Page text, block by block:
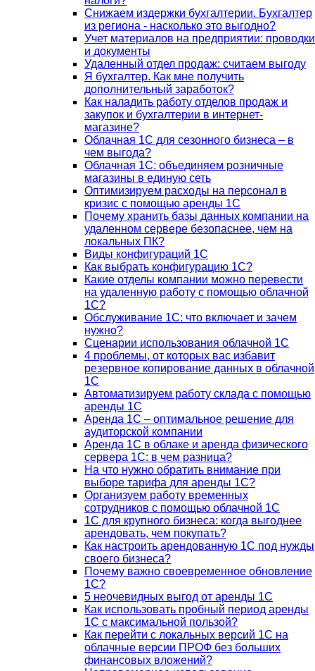
Снижаем издержки бухгалтерии. Бухгалтер
из региона - насколько это выгодно?
Учет материалов на предприятии: проводки
и документы
Удаленный отдел продаж: считаем выгоду
Я бухгалтер. Как мне получить
дополнительный заработок?
Как наладить работу отделов продаж и
закупок и бухгалтерии в интернет-
магазине?
Облачная 1С для сезонного бизнеса – в
чем выгода?
Облачная 1С: объединяем розничные
магазины в единую сеть
Оптимизируем расходы на персонал в
кризис с помощью аренды 1С
Почему хранить базы данных компании на
удаленном сервере безопаснее, чем на
локальных ПК?
Виды конфигураций 1С
Как выбрать конфигурацию 1С?
Какие отделы компании можно перевести
на удаленную работу с помощью облачной
1С?
Обслуживание 1С: что включает и зачем
нужно?
Сценарии использования облачной 1С
4 проблемы, от которых вас избавит
резервное копирование данных в облачной
1С
Автоматизируем работу склада с помощью
аренды 1С
Аренда 1С – оптимальное решение для
аудиторской компании
Аренда 1С в облаке и аренда физического
сервера 1С: в чем разница?
На что нужно обратить внимание при
выборе тарифа для аренды 1С?
Организуем работу временных
сотрудников с помощью облачной 1С
1С для крупного бизнеса: когда выгоднее
арендовать, чем покупать?
Как настроить арендованную 1С под нужды
своего бизнеса?
Почему важно своевременное обновление
1С?
5 неочевидных выгод от аренды 1С
Как использовать пробный период аренды
1С с максимальной пользой?
Как перейти с локальных версий 1С на
облачные версии ПРОФ без больших
финансовых вложений?